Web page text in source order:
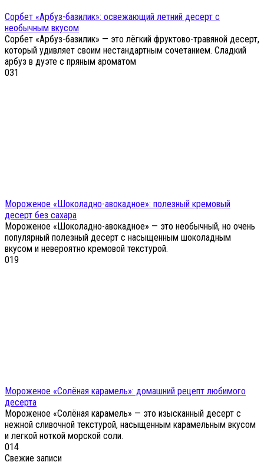
Сорбет «Арбуз-базилик»: освежающий летний десерт с
необычным вкусом
Сорбет «Арбуз-базилик» — это лёгкий фруктово-травяной десерт,
который удивляет своим нестандартным сочетанием. Сладкий
арбуз в дуэте с пряным ароматом
031
Мороженое «Шоколадно-авокадное»: полезный кремовый
десерт без сахара
Мороженое «Шоколадно-авокадное» — это необычный, но очень
популярный полезный десерт с насыщенным шоколадным
вкусом и невероятно кремовой текстурой.
019
Мороженое «Солёная карамель»: домашний рецепт любимого
десерта
Мороженое «Солёная карамель» — это изысканный десерт с
нежной сливочной текстурой, насыщенным карамельным вкусом
и легкой ноткой морской соли.
014
Свежие записи